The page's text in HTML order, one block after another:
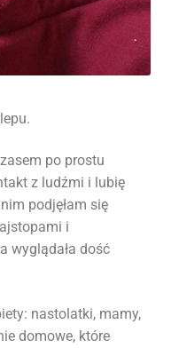
po prostu
z ludźmi i lubię
podjęłam się
i
wyglądała dość
nastolatki, mamy,
domowe, które